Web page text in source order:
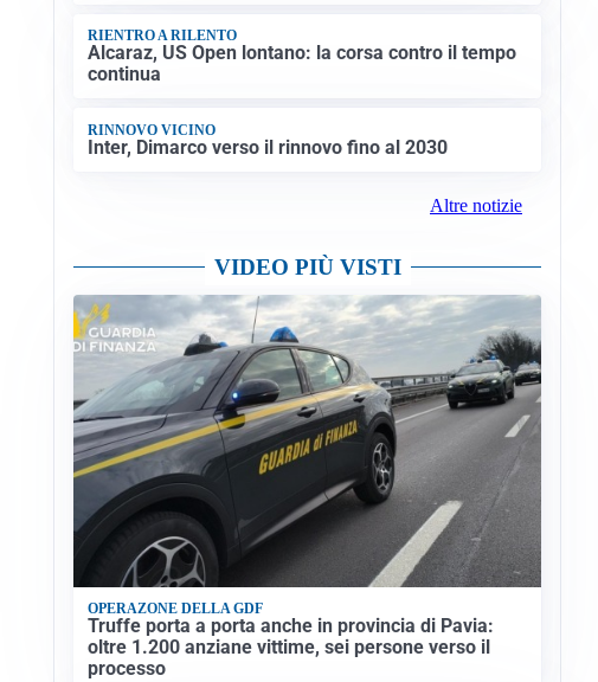
RIENTRO A RILENTO
Alcaraz, US Open lontano: la corsa contro il tempo
continua
RINNOVO VICINO
Inter, Dimarco verso il rinnovo fino al 2030
Altre notizie
VIDEO PIÙ VISTI
OPERAZONE DELLA GDF
Truffe porta a porta anche in provincia di Pavia:
oltre 1.200 anziane vittime, sei persone verso il
processo